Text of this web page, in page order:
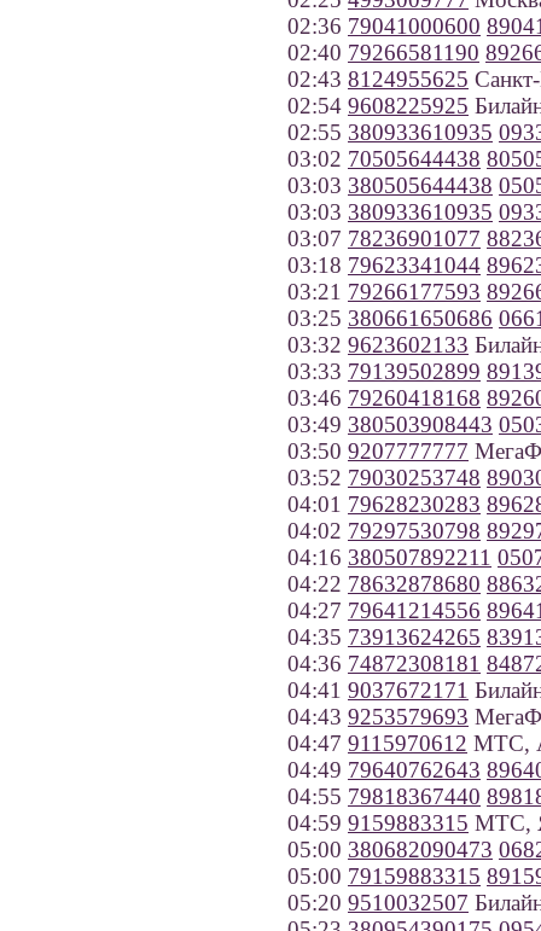
02:36 79041000600
02:40 79266581190
02:43 8124955625
02:54 9608225925
02:55 380933610935
03:02 70505644438
03:03 380505644438
03:03 380933610935
03:07 78236901077
03:18 79623341044
03:21 79266177593
03:25 380661650686
03:32 9623602133
03:33 79139502899
03:46 79260418168
03:49 380503908443
03:50 9207777777
03:52 79030253748
04:01 79628230283
04:02 79297530798
04:16 380507892211
04:22 78632878680
04:27 79641214556
04:35 73913624265
04:36 74872308181
04:41 9037672171
04:43 9253579693
04:47 9115970612 МТС,
04:49 79640762643
04:55 79818367440
04:59 9159883315 МТС,
05:00 380682090473
05:00 79159883315
05:20 9510032507